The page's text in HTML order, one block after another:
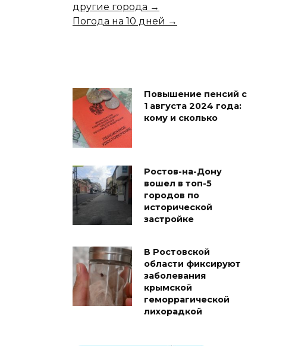
другие города →
Погода на 10 дней →
Повышение пенсий с
1 августа 2024 года:
кому и сколько
Ростов-на-Дону
вошел в топ-5
городов по
исторической
застройке
В Ростовской
области фиксируют
заболевания
крымской
геморрагической
лихорадкой